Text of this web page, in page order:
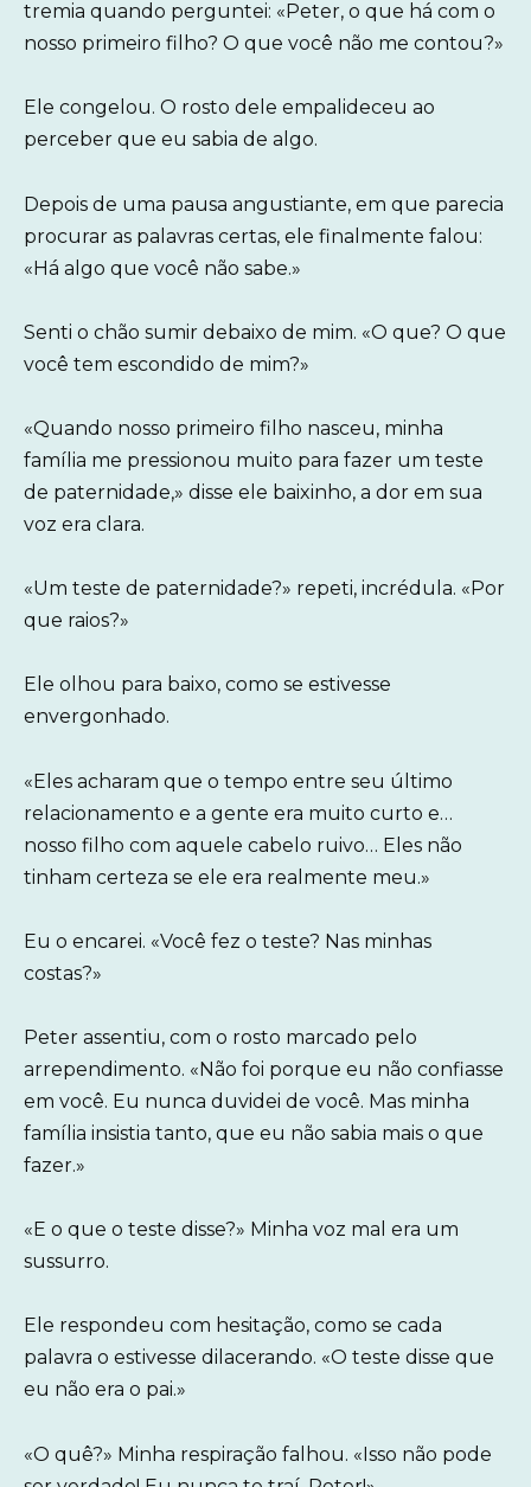
tremia quando perguntei: «Peter, o que há com o
nosso primeiro filho? O que você não me contou?»
Ele congelou. O rosto dele empalideceu ao
perceber que eu sabia de algo.
Depois de uma pausa angustiante, em que parecia
procurar as palavras certas, ele finalmente falou:
«Há algo que você não sabe.»
Senti o chão sumir debaixo de mim. «O que? O que
você tem escondido de mim?»
«Quando nosso primeiro filho nasceu, minha
família me pressionou muito para fazer um teste
de paternidade,» disse ele baixinho, a dor em sua
voz era clara.
«Um teste de paternidade?» repeti, incrédula. «Por
que raios?»
Ele olhou para baixo, como se estivesse
envergonhado.
«Eles acharam que o tempo entre seu último
relacionamento e a gente era muito curto e…
nosso filho com aquele cabelo ruivo… Eles não
tinham certeza se ele era realmente meu.»
Eu o encarei. «Você fez o teste? Nas minhas
costas?»
Peter assentiu, com o rosto marcado pelo
arrependimento. «Não foi porque eu não confiasse
em você. Eu nunca duvidei de você. Mas minha
família insistia tanto, que eu não sabia mais o que
fazer.»
«E o que o teste disse?» Minha voz mal era um
sussurro.
Ele respondeu com hesitação, como se cada
palavra o estivesse dilacerando. «O teste disse que
eu não era o pai.»
«O quê?» Minha respiração falhou. «Isso não pode